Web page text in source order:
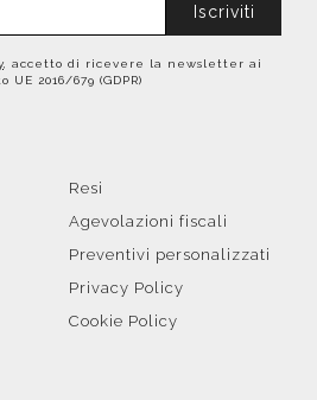
Iscriviti
, accetto di ricevere la newsletter ai
2016/679 (GDPR)
Resi
Agevolazioni fiscali
Preventivi personalizzati
Privacy Policy
Cookie Policy